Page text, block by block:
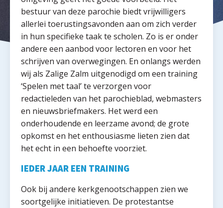
bestuur van deze parochie biedt vrijwilligers
allerlei toerustingsavonden aan om zich verder
in hun specifieke taak te scholen. Zo is er onder
andere een aanbod voor lectoren en voor het
schrijven van overwegingen. En onlangs werden
wij als Zalige Zalm uitgenodigd om een training
‘Spelen met taal’ te verzorgen voor
redactieleden van het parochieblad, webmasters
en nieuwsbriefmakers. Het werd een
onderhoudende en leerzame avond; de grote
opkomst en het enthousiasme lieten zien dat
het echt in een behoefte voorziet.
IEDER JAAR EEN TRAINING
Ook bij andere kerkgenootschappen zien we
soortgelijke initiatieven. De protestantse